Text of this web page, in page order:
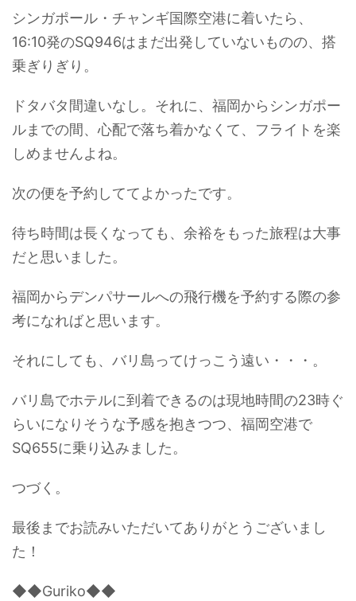
シンガポール・チャンギ国際空港に着いたら、
16:10発のSQ946はまだ出発していないものの、搭
乗ぎりぎり。
ドタバタ間違いなし。それに、福岡からシンガポー
ルまでの間、心配で落ち着かなくて、フライトを楽
しめませんよね。
次の便を予約しててよかったです。
待ち時間は長くなっても、余裕をもった旅程は大事
だと思いました。
福岡からデンパサールへの飛行機を予約する際の参
考になればと思います。
それにしても、バリ島ってけっこう遠い・・・。
バリ島でホテルに到着できるのは現地時間の23時ぐ
らいになりそうな予感を抱きつつ、福岡空港で
SQ655に乗り込みました。
つづく。
最後までお読みいただいてありがとうございまし
た！
◆◆Guriko◆◆